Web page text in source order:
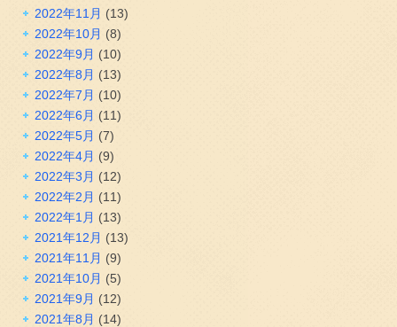
2022年11月 (13)
2022年10月 (8)
2022年9月 (10)
2022年8月 (13)
2022年7月 (10)
2022年6月 (11)
2022年5月 (7)
2022年4月 (9)
2022年3月 (12)
2022年2月 (11)
2022年1月 (13)
2021年12月 (13)
2021年11月 (9)
2021年10月 (5)
2021年9月 (12)
2021年8月 (14)